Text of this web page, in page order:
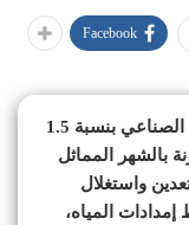
Facebook
ارتفع مؤشر الرقم القياسي لكميات الإنتاج الصناعي بنسبة 1.5
مايو (أيار) 2025، مقارنة بالشهر المماثل
واستغلال
المياه،